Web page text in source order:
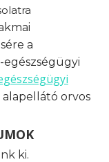
a
egészségügyi
orvos
ki.